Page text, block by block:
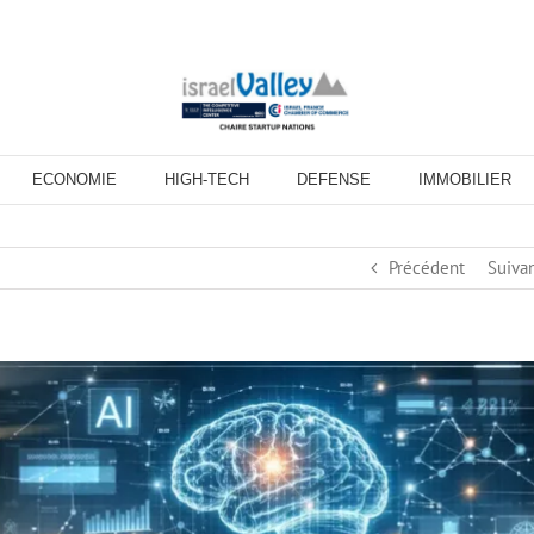
ECONOMIE HIGH-TECH DEFENSE IMMOBILIER
Précédent